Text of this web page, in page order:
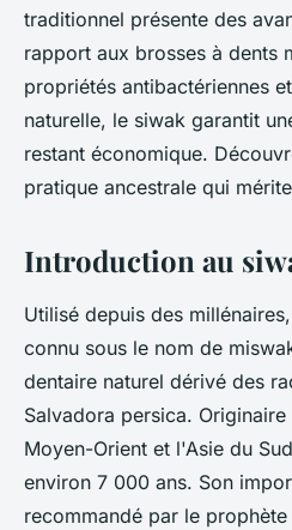
traditionnel présente des
rapport aux brosses à dents
propriétés antibactériennes
naturelle, le siwak garantit
restant économique.
pratique ancestrale qui
Introduction au
Utilisé depuis des
connu sous le nom de
dentaire naturel dérivé des
Salvadora persica.
Moyen-Orient et l'Asie du
environ 7 000 ans. Son
recommandé par le